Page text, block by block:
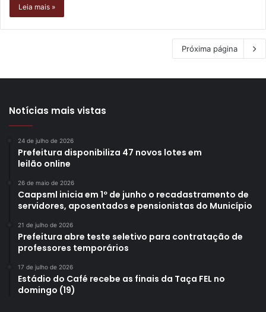
Leia mais »
Próxima página
Notícias mais vistas
24 de julho de 2026
Prefeitura disponibiliza 47 novos lotes em
leilão online
26 de maio de 2026
Caapsml inicia em 1º de junho o recadastramento de
servidores, aposentados e pensionistas do Município
21 de julho de 2026
Prefeitura abre teste seletivo para contratação de
professores temporários
17 de julho de 2026
Estádio do Café recebe as finais da Taça FEL no
domingo (19)